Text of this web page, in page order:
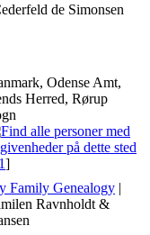
de Simonsen
Odense Amt,
Herred, Rørup
1]
Family Genealogy |
Ravnholdt &